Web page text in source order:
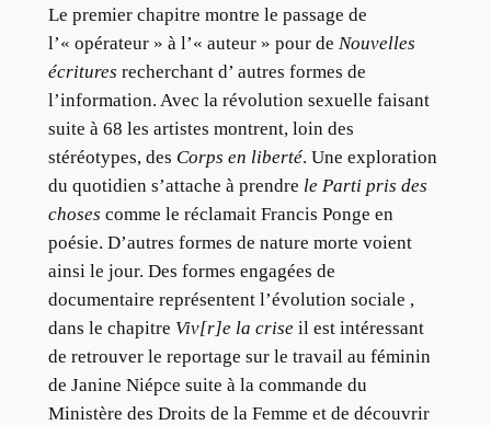
Le premier chapitre montre le passage de
l’« opérateur » à l’« auteur » pour de Nouvelles
écritures recherchant d’ autres formes de
l’information. Avec la révolution sexuelle faisant
suite à 68 les artistes montrent, loin des
stéréotypes, des Corps en liberté. Une exploration
du quotidien s’attache à prendre le Parti pris des
choses comme le réclamait Francis Ponge en
poésie. D’autres formes de nature morte voient
ainsi le jour. Des formes engagées de
documentaire représentent l’évolution sociale ,
dans le chapitre Viv[r]e la criseil est intéressant
de retrouver le reportage sur le travail au féminin
de Janine Niépce suite à la commande du
Ministère des Droits de la Femme et de découvrir